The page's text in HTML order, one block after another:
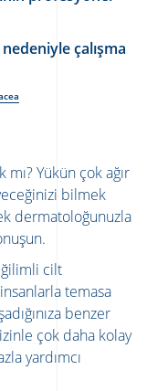
çalışma
Yükün çok ağır
bilmek
dermatoloğunuzla
cilt
temasa
benzer
çok daha kolay
yardımcı